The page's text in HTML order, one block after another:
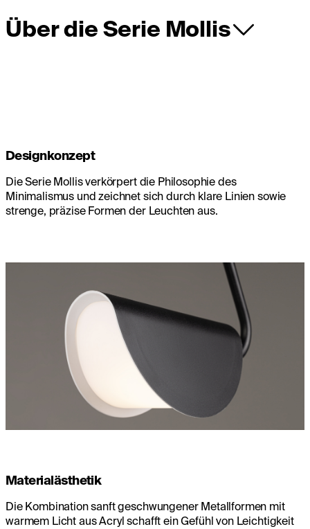
Über die Serie Mollis
Designkonzept
Die Serie Mollis verkörpert die Philosophie des
Minimalismus und zeichnet sich durch klare Linien sowie
strenge, präzise Formen der Leuchten aus.
Materialästhetik
Die Kombination sanft geschwungener Metallformen mit
warmem Licht aus Acryl schafft ein Gefühl von Leichtigkeit